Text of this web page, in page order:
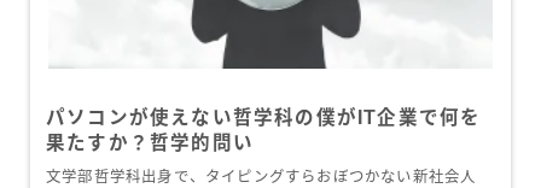
パソコンが使えない哲学科の僕がIT企業で何を
果たすか？哲学的問い
文学部哲学科出身で、タイピングすらおぼつかない新社会人